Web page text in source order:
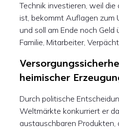
Technik investieren, weil
ist, bekommt Auflagen zum
und soll am Ende noch
Familie, Mitarbeiter,
heimischer
Durch politische
Weltmärkte konkurriert er
austauschbaren